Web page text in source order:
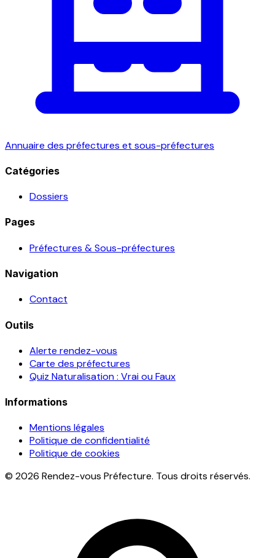
Annuaire des préfectures et sous-préfectures
Catégories
Dossiers
Pages
Préfectures & Sous-préfectures
Navigation
Contact
Outils
Alerte rendez-vous
Carte des préfectures
Quiz Naturalisation : Vrai ou Faux
Informations
Mentions légales
Politique de confidentialité
Politique de cookies
© 2026 Rendez-vous Préfecture. Tous droits réservés.